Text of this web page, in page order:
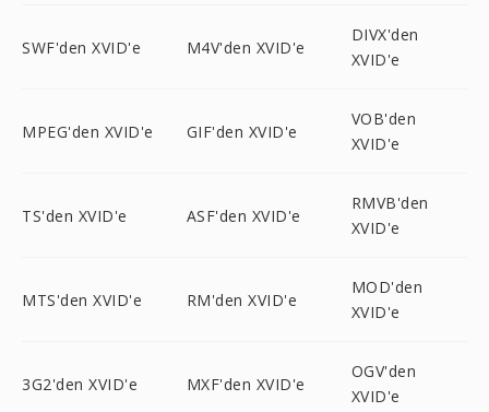
SWF'den XVID'e M4V'den XVID'e
DIVX'den
XVID'e
MPEG'den XVID'e GIF'den XVID'e
VOB'den
XVID'e
TS'den XVID'e ASF'den XVID'e
RMVB'den
XVID'e
MTS'den XVID'e RM'den XVID'e
MOD'den
XVID'e
3G2'den XVID'e MXF'den XVID'e
OGV'den
XVID'e